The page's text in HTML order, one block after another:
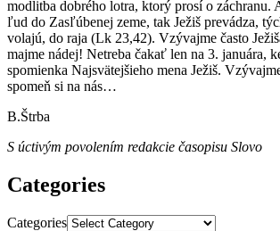
modlitba dobrého lotra, ktorý prosí o záchranu.
ľud do Zasľúbenej zeme, tak Ježiš prevádza,
volajú, do raja (Lk 23,42). Vzývajme často
majme nádej! Netreba čakať len na 3. januára,
spomienka Najsvätejšieho mena Ježiš.
spomeň si na nás…
B.Štrba
S úctivým povolením redakcie časopisu Slovo
Categories
Categories